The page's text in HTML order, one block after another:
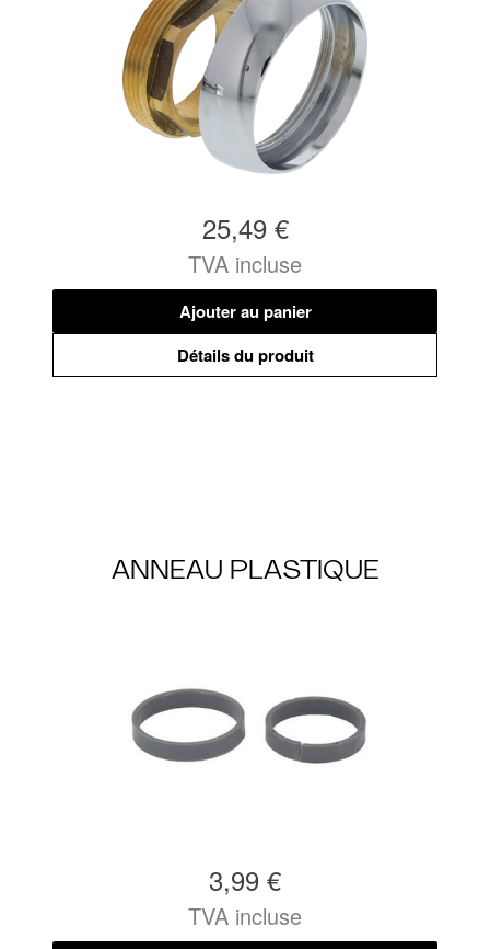
25,49 €
TVA incluse
Ajouter au panier
Détails du produit
ANNEAU PLASTIQUE
3,99 €
TVA incluse